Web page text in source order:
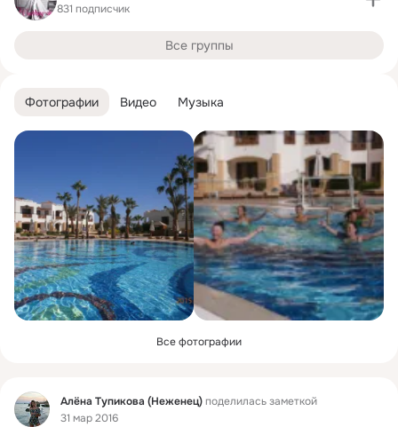
Фотографии Видео Музыка
Все фотографии
Фид Алёна Тупикова (Неженец)поделилась заметкой
31 мар 2016
831 подписчик
Все группы